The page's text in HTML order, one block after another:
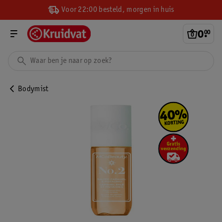
Voor 22:00 besteld, morgen in huis
0.
00
Bodymist